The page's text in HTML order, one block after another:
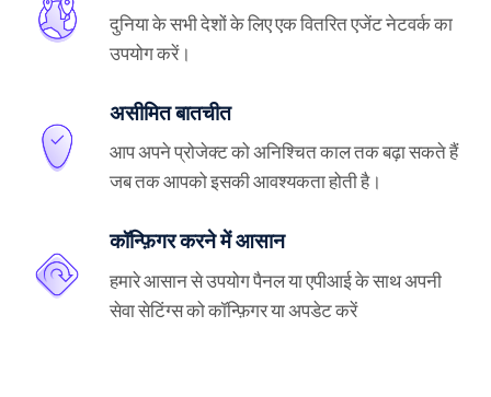
दुनिया के सभी देशों के लिए एक वितरित एजेंट नेटवर्क का
उपयोग करें।
असीमित बातचीत
आप अपने प्रोजेक्ट को अनिश्चित काल तक बढ़ा सकते हैं
जब तक आपको इसकी आवश्यकता होती है।
कॉन्फ़िगर करने में आसान
हमारे आसान से उपयोग पैनल या एपीआई के साथ अपनी
सेवा सेटिंग्स को कॉन्फ़िगर या अपडेट करें